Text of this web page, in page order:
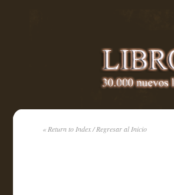
« Return to Index / Regresar al Inicio